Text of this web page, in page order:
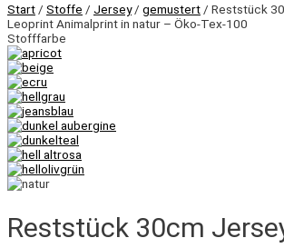
Start / Stoffe / Jersey/ gemustert / Reststück
Leoprint Animalprint in natur – Öko-Tex-100
Stofffarbe
Reststück 30cm